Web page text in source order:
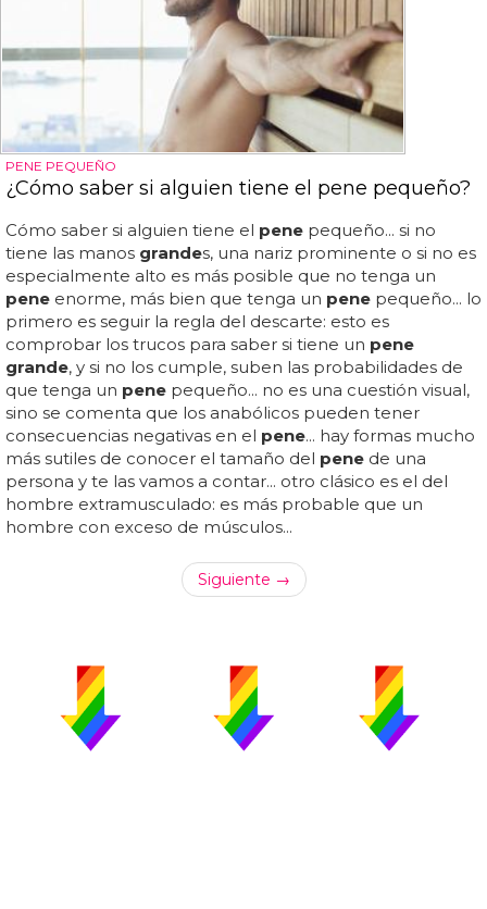
PENE PEQUEÑO
¿Cómo saber si alguien tiene el pene pequeño?
Cómo saber si alguien tiene el pene pequeño... si no
tiene las manos grandes, una nariz prominente o si no es
especialmente alto es más posible que no tenga un
pene enorme, más bien que tenga un pene pequeño... lo
primero es seguir la regla del descarte: esto es
comprobar los trucos para saber si tiene un pene
grande, y si no los cumple, suben las probabilidades de
que tenga un pene pequeño... no es una cuestión visual,
sino se comenta que los anabólicos pueden tener
consecuencias negativas en el pene... hay formas mucho
más sutiles de conocer el tamaño del pene de una
persona y te las vamos a contar... otro clásico es el del
hombre extramusculado: es más probable que un
hombre con exceso de músculos...
Siguiente →